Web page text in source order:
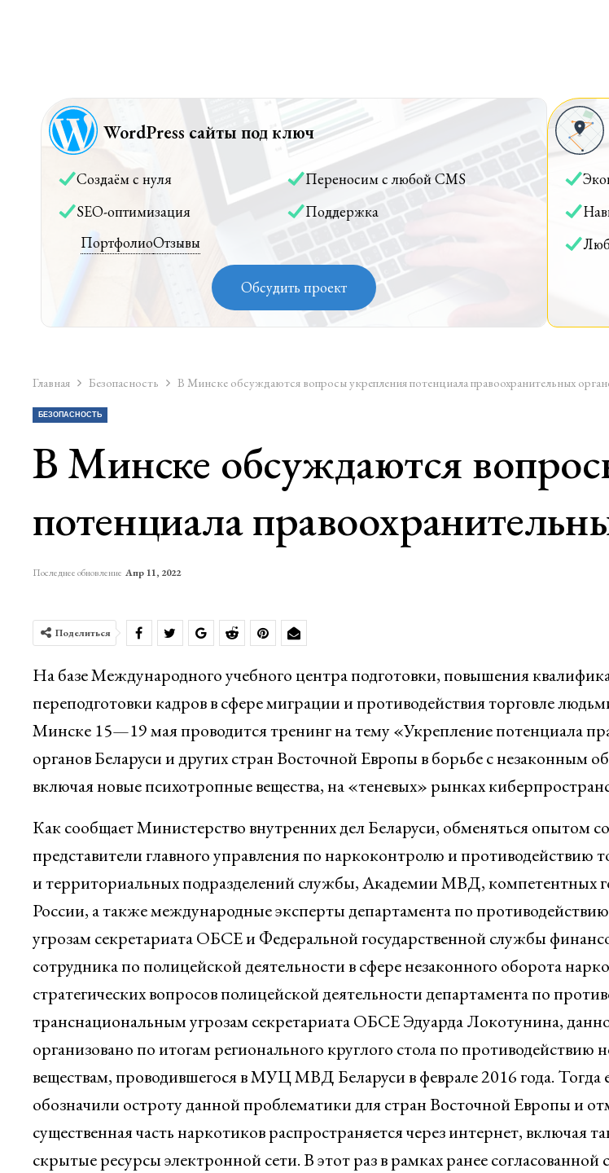
WordPress сайты под ключ
Создаём с нуля
Переносим с любой CMS
SEO-оптимизация
Поддержка
ПортфолиоОтзывы
Обсудить проект
Главная Безопасность В Минске обсуждаются вопросы укрепления потенциала правоохранительных
БЕЗОПАСНОСТЬ
В Минске обсуждаются
потенциала
Последнее обновление Апр 11, 2022
Поделиться
На базе Международного учебного центра подготовки, повышения
переподготовки кадров в сфере миграции и противодействия торговле
Минске 15—19 мая проводится тренинг на тему «Укрепление потенциала
органов Беларуси и других стран Восточной Европы в борьбе с незаконным
включая новые психотропные вещества, на «теневых» рынках
Как сообщает Министерство внутренних дел Беларуси, обменяться опытом
представители главного управления по наркоконтролю и
и территориальных подразделений службы, Академии МВД, компетентных
России, а также международные эксперты департамента по
угрозам секретариата ОБСЕ и Федеральной государственной службы
сотрудника по полицейской деятельности в сфере незаконного оборота
стратегических вопросов полицейской деятельности департамента по
транснациональным угрозам секретариата ОБСЕ Эдуарда Локотунина,
организовано по итогам регионального круглого стола по
веществам, проводившегося в МУЦ МВД Беларуси в феврале 2016 года. Тогда
обозначили остроту данной проблематики для стран Восточной Европы и
существенная часть наркотиков распространяется через интернет, включая
скрытые ресурсы электронной сети. В этот раз в рамках ранее согласованной